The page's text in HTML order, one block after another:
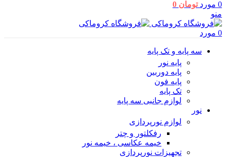
0 مورد تومان
منو
0 مورد
سه پایه و تک پایه
پایه نور
پایه دوربین
پایه فون
تک پایه
لوازم جانبی سه پایه
نور
لوازم نورپردازی
رفکلتور و چتر
خیمه عکاسی ، خیمه نور
تجهیزات نورپردازی